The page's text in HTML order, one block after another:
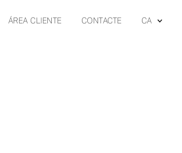
ÁREA CLIENTE CONTACTE CA